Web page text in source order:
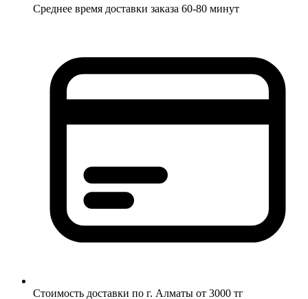
Среднее время доставки заказа 60-80 минут
Стоимость доставки по г. Алматы от 3000 тг